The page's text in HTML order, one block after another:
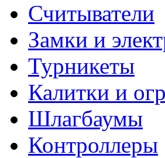
Считыватели
Замки и
Турникеты
Калитки и
Шлагбаумы
Контроллеры